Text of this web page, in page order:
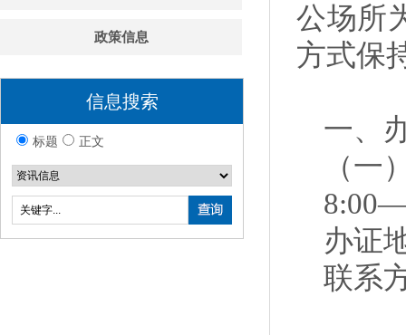
政策信息
信息搜索
标题 正文
公场所
方式保
一、
（一
办证
联系